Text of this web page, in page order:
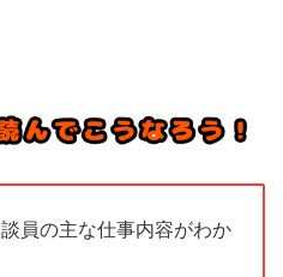
員の主な仕事内容がわか